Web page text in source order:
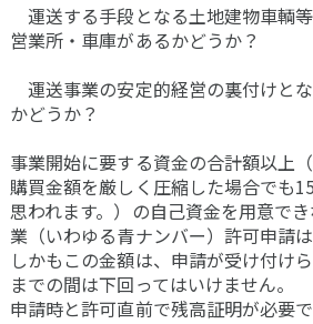
運送する手段となる土地建物車輌
営業所・車庫があるかどうか？
運送事業の安定的経営の裏付けと
かどうか？
事業開始に要する資金の合計額以上
購買金額を厳しく圧縮した場合でも
思われます。）の自己資金を用意で
業（いわゆる青ナンバー）許可申請は
しかもこの金額は、申請が受け付け
までの間は下回ってはいけません。
申請時と許可直前で残高証明が必要で